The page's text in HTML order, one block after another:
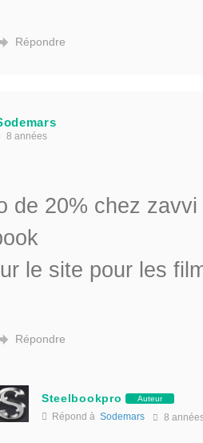
Répondre
8 années
de 20% chez
le site pour les
Répondre
Steelbookpro Auteur
Répond à Sodemars 8